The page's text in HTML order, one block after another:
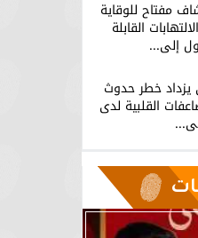
مفتاح للوقاية
القابلة
إلى...
خطر حدوث
القلبية لدى